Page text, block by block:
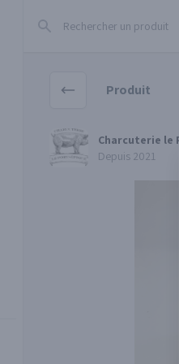
Produit
Charcuterie le Porc-
Charcuterie le
Depuis 2021